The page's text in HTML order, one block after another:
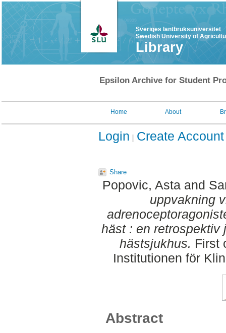
Sveriges lantbruksuniversitet
Swedish University of
Library
Epsilon Archive for Student
Home About
Login Create Account
Share
Popovic, Astaand
uppvakning
häst : en retrospektiv
hästsjukhus. First
Institutionen för
Abstract